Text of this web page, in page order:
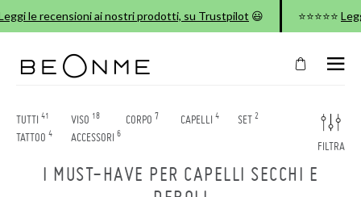
le recensioni ai nostri prodotti, su Trustpilot😃 ⭐⭐⭐⭐⭐
FILTRA
TUTTI 41 VISO 18 CORPO 7 CAPELLI 4 SET 2
TATTOO 4 ACCESSORI 6
I MUST-HAVE PER CAPELLI SECCHI E
CHIUDI
NEL
CARRELLO